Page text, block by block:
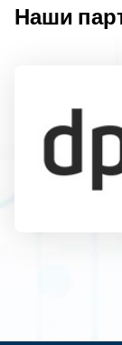
Наши